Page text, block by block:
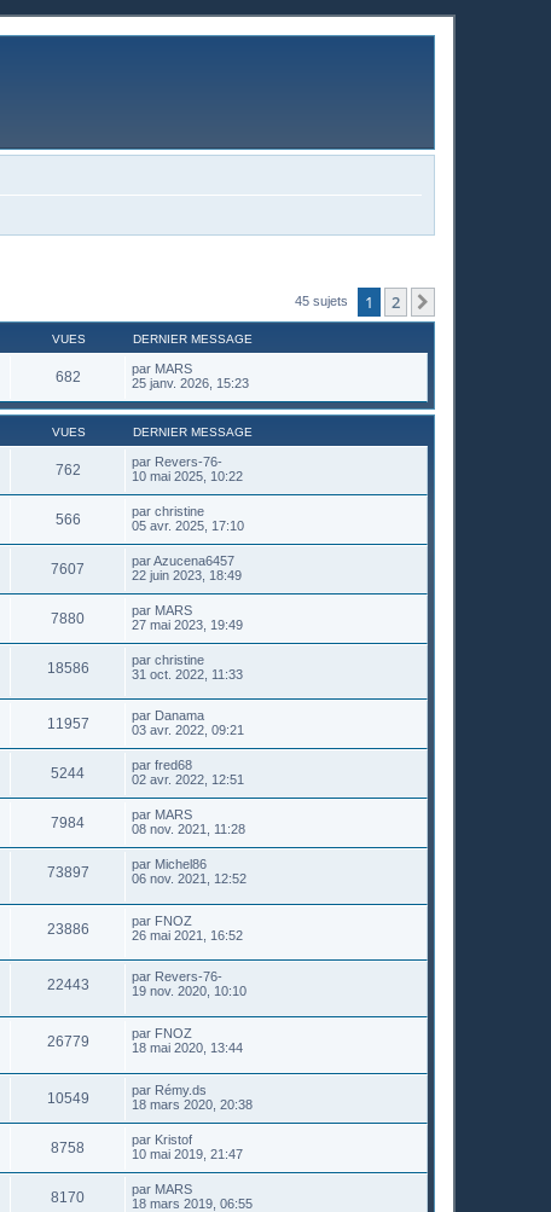
45 sujets 1 2
VUES DERNIER MESSAGE
682 par MARS
25 janv. 2026, 15:23
VUES DERNIER MESSAGE
762 par Revers-76-
10 mai 2025, 10:22
566 par christine
05 avr. 2025, 17:10
7607 parAzucena6457
22 juin 2023, 18:49
7880 par MARS
27 mai 2023, 19:49
18586 par christine
31 oct. 2022, 11:33
11957 par Danama
03 avr. 2022, 09:21
5244 par fred68
02 avr. 2022, 12:51
7984 par MARS
08 nov. 2021, 11:28
73897 par Michel86
06 nov. 2021, 12:52
23886 par FNOZ
26 mai 2021, 16:52
22443 par Revers-76-
19 nov. 2020, 10:10
26779 par FNOZ
18 mai 2020, 13:44
10549 par Rémy.ds
18 mars 2020, 20:38
8758 par Kristof
10 mai 2019, 21:47
8170 par MARS
18 mars 2019, 06:55